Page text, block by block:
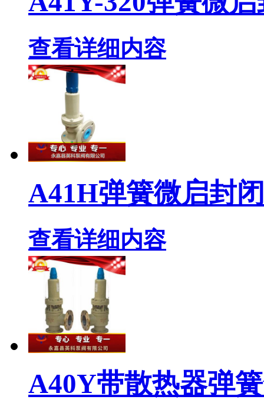
查看详细内容
A41H弹簧微启封
查看详细内容
A40Y带散热器弹